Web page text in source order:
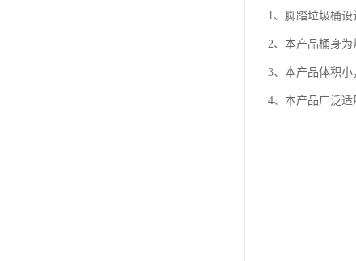
1、脚踏垃圾桶
2、本产品桶身为
3、本产品体积小
4、本产品广泛适